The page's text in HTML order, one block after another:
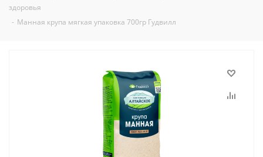
здоровья
- Манная крупа мягкая упаковка 700гр Гудвилл